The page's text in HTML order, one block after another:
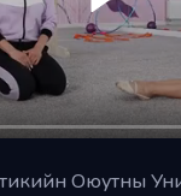
Уран
сайхны
гимнастик
Оюутны